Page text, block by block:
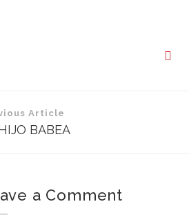
Article
BABEA
a Comment